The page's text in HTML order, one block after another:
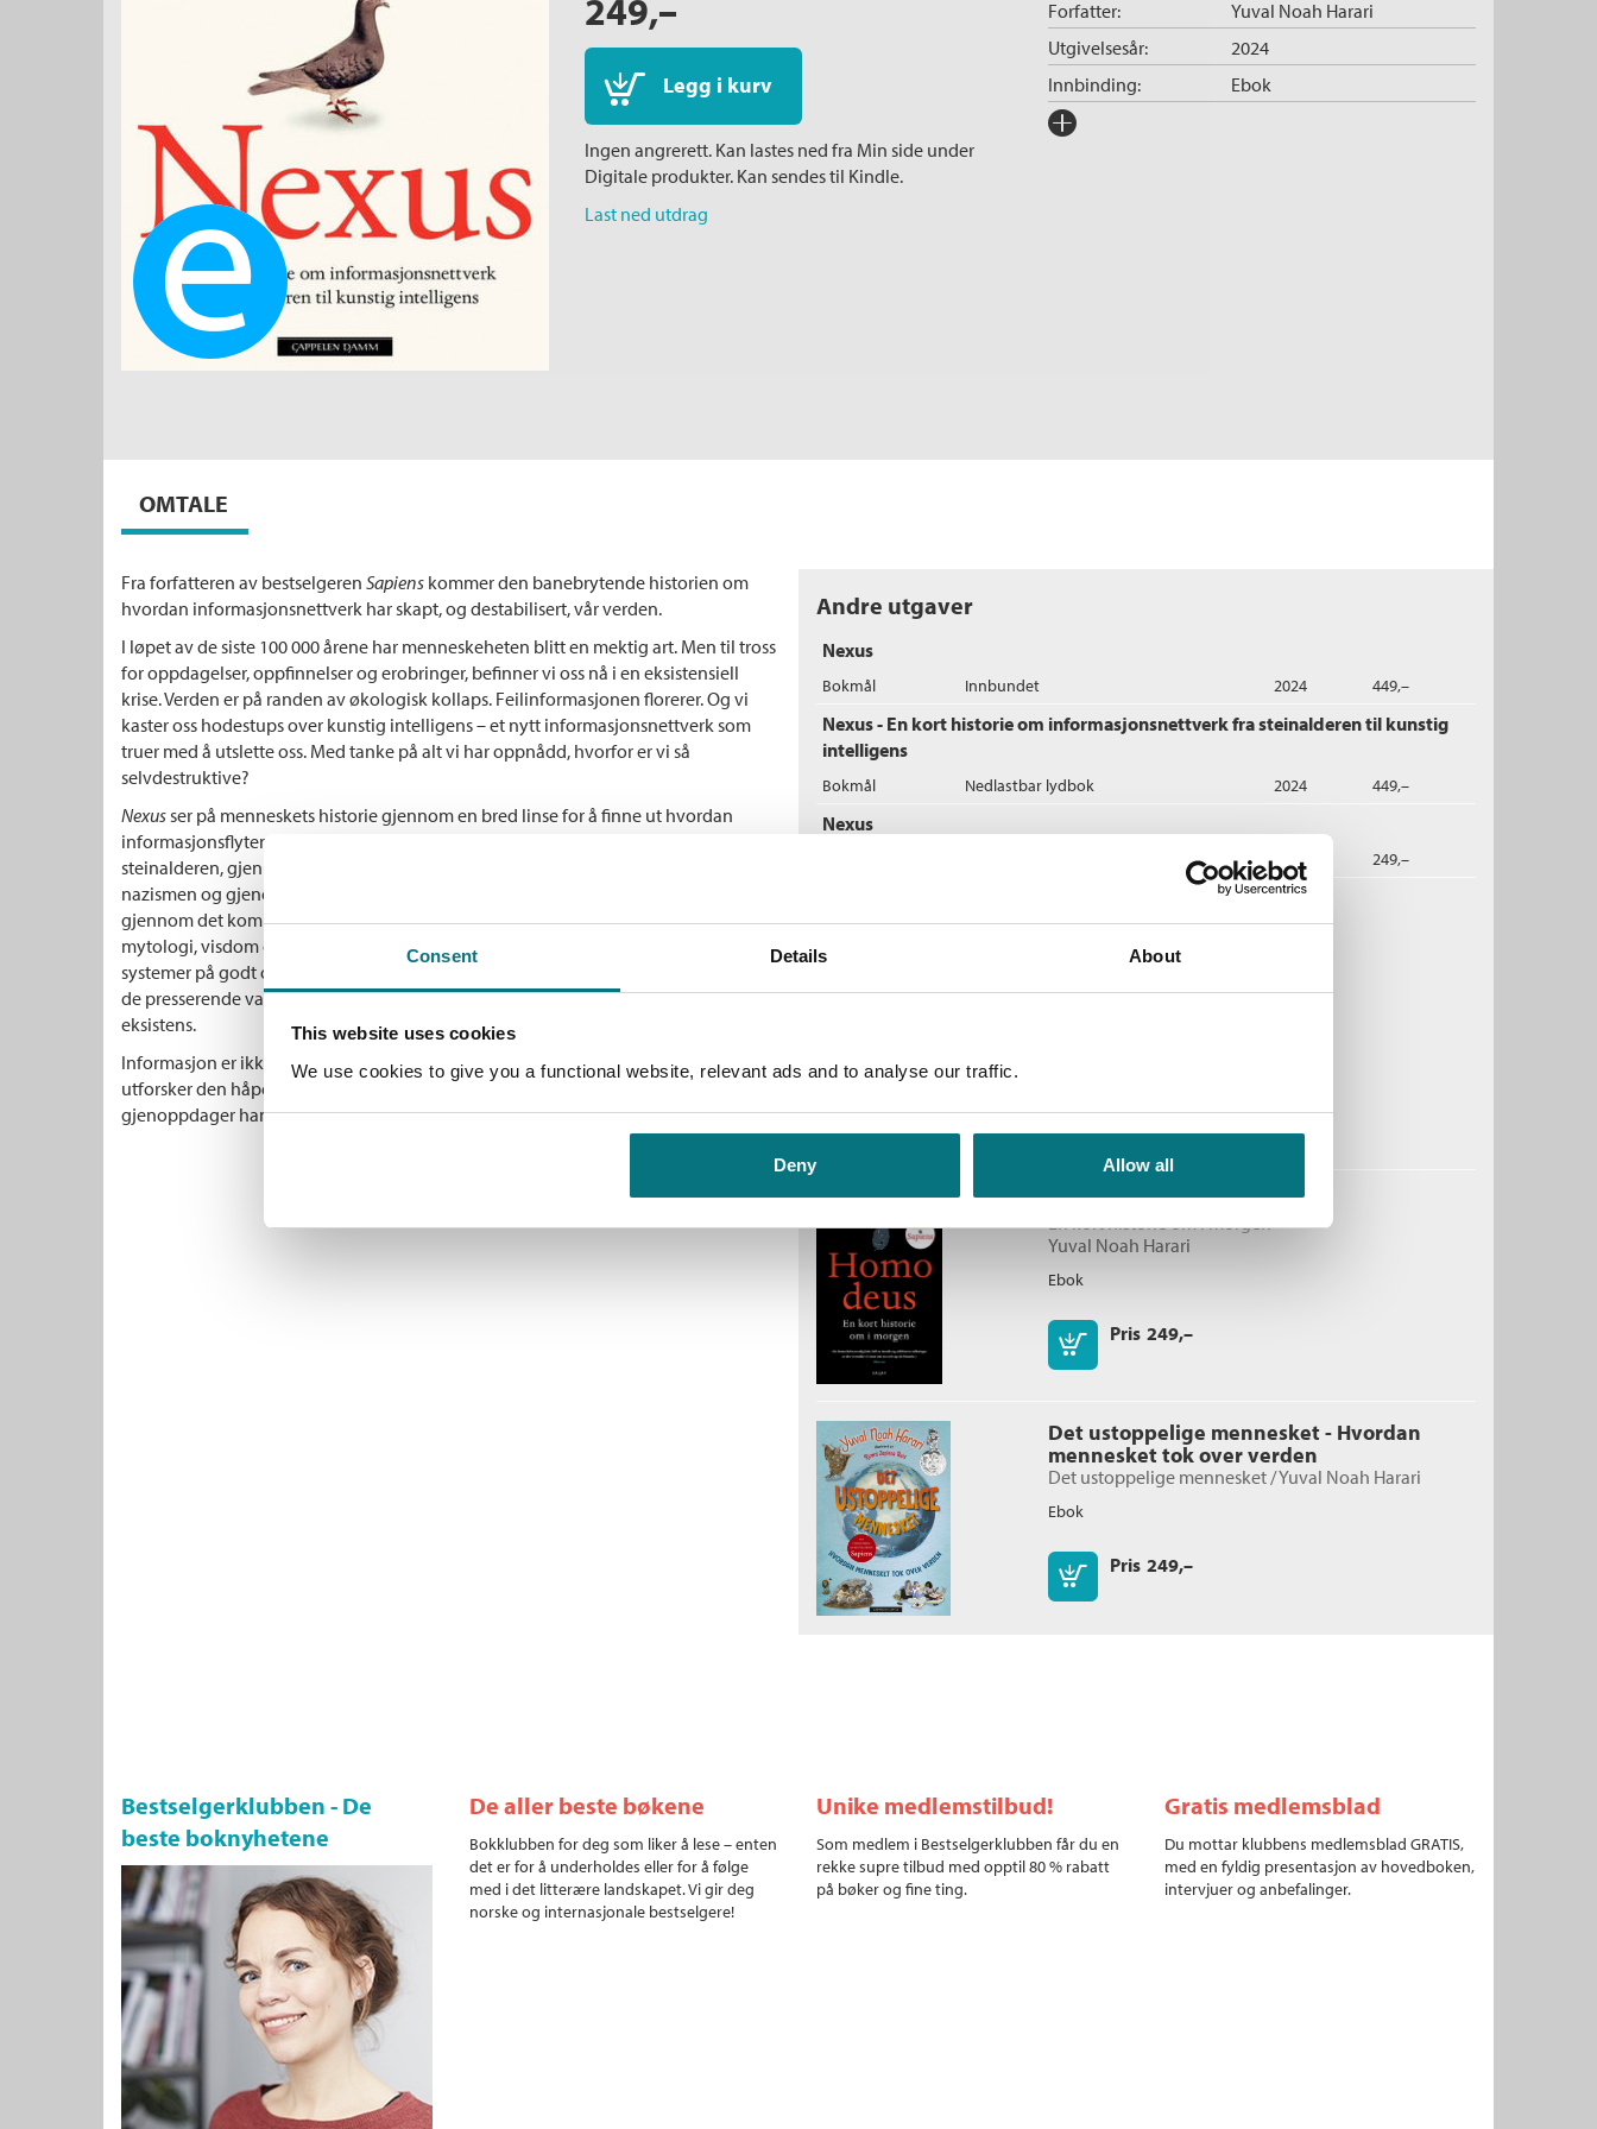
Consent Details About
This website uses cookies
We use cookies to give you a functional website, relevant ads and to analyse our traffic.
Deny Allow all
Ebok
249,–
Legg i kurv
Ingen angrerett. Kan lastes ned fra Min side under
Digitale produkter. Kan sendes til Kindle.
Last ned utdrag
Forfatter: Yuval Noah Harari
Innbinding: Ebok
Utgivelsesår: 2024
Forlag:
Oversatt av:
Stokseth, Lene
OMTALE
Fra forfatteren av bestselgeren Sapiens kommer den banebrytende historien om
hvordan informasjonsnettverk har skapt, og destabilisert, vår verden.
I løpet av de siste 100 000 årene har menneskeheten blitt en mektig art. Men til tross
for oppdagelser, oppfinnelser og erobringer, befinner vi oss nå i en eksistensiell
krise. Verden er på randen av økologisk kollaps. Feilinformasjonen florerer. Og vi
kaster oss hodestups over kunstig intelligens – et nytt informasjonsnettverk som
truer med å utslette oss. Med tanke på alt vi har oppnådd, hvorfor er vi så
selvdestruktive?
Nexus ser på menneskets historie gjennom en bred linse for å finne ut hvordan
informasjonsflyten har formet oss. Yuval Noah Harari tar leseren med fra
steinalderen, gjennom kanoniseringen av Bibelen, heksejakten, stalinismen,
nazismen og gjenoppblomstringen av populismen, og oppfordrer oss til å tenke
gjennom det komplekse forholdet mellom informasjon og sannhet, byråkrati og
mytologi, visdom og makt. Han utforsker hvordan ulike samfunn og politiske
systemer på godt og vondt har brukt informasjon for å nå sine mål. Og han tar opp
de presserende valgene vi står overfor når ikke-menneskelig intelligens truer vår
eksistens.
Informasjon er ikke sannhetens råmateriale; det er heller ikke bare et våpen.Nexus
utforsker den håpefulle middelveien mellom disse ytterpunktene, og på veien
gjenoppdager han egenskapene som gjør oss til mennesker.
Andre utgaver
Nexus
Bokmål Innbundet 2024 449,–
Nexus - En kort historie om informasjonsnettverk fra steinalderen til kunstig
intelligens
Bokmål Nedlastbar lydbok 2024 449,–
Nexus
2025 249,–
en kort historie om menneskeheten
Kjøp
Homo deus
En kort historie om i morgen
Yuval Noah Harari
Ebok
Pris 249,–
Kjøp
Det ustoppelige mennesket - Hvordan
mennesket tok over verden
Det ustoppelige mennesket /Yuval Noah Harari
Ebok
Pris 249,–
Kjøp
Bestselgerklubben - De
beste boknyhetene
De aller beste bøkene
Bokklubben for deg som liker å lese – enten
det er for å underholdes eller for å følge
med i det litterære landskapet. Vi gir deg
norske og internasjonale bestselgere!
Unike medlemstilbud!
Som medlem i Bestselgerklubben får du en
rekke supre tilbud med opptil 80 % rabatt
på bøker og fine ting.
Gratis medlemsblad
Du mottar klubbens medlemsblad GRATIS,
med en fyldig presentasjon av hovedboken,
intervjuer og anbefalinger.